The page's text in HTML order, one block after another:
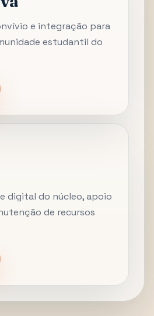
e integração para
estudantil do
digital do núcleo, apoio
de recursos